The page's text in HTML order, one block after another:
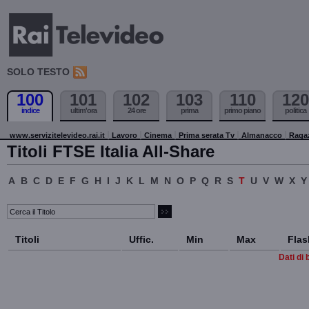
SOLO TESTO
100
indice
101
ultim'ora
102
24 ore
103
prima
110
primo piano
120
politica
www.servizitelevideo.rai.it Lavoro Cinema Prima serata Tv Almanacco
Titoli FTSE Italia All-Share
A B C D E F G H I J K L M N O P Q R S T U V W X Y
Titoli Uffic. Min Max
Dati di